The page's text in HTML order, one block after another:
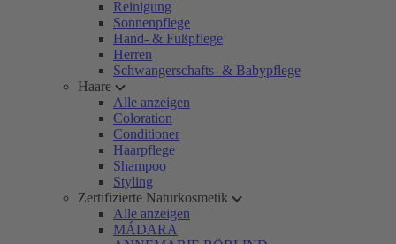
Reinigung
Sonnenpflege
Hand- & Fußpflege
Herren
Schwangerschafts- & Babypflege
Haare
Alle anzeigen
Coloration
Conditioner
Haarpflege
Shampoo
Styling
Zertifizierte Naturkosmetik
Alle anzeigen
MÁDARA